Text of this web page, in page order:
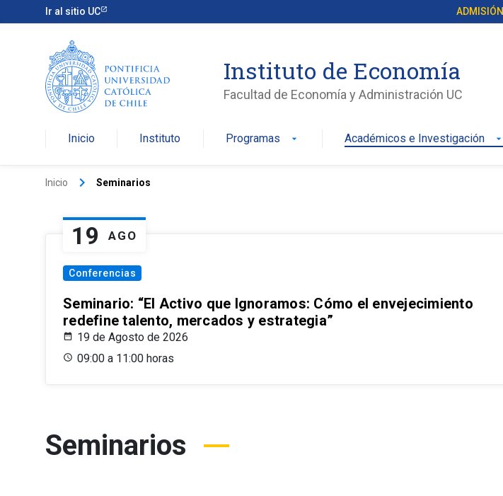
Ir al sitio UC ADMISIÓN
Instituto de Economía
Facultad de Economía y Administración UC
Inicio Instituto Programas arrow_drop_down Académicos e Investigación arrow_drop_down
Inicio keyboard_arrow_right Seminarios
19 AGO
Conferencias
Seminario: “El Activo que Ignoramos: Cómo el envejecimiento
redefine talento, mercados y estrategia”
19 de Agosto de 2026
09:00 a 11:00 horas
Seminarios